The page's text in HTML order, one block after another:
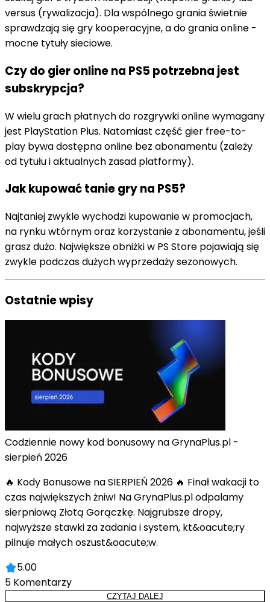
versus (rywalizacja). Dla wspólnego grania świetnie
sprawdzają się gry kooperacyjne, a do grania online -
mocne tytuły sieciowe.
Czy do gier online na PS5 potrzebna jest
subskrypcja?
W wielu grach płatnych do rozgrywki online wymagany
jest PlayStation Plus. Natomiast część gier free-to-
play bywa dostępna online bez abonamentu (zależy
od tytułu i aktualnych zasad platformy).
Jak kupować tanie gry na PS5?
Najtaniej zwykle wychodzi kupowanie w promocjach,
na rynku wtórnym oraz korzystanie z abonamentu, jeśli
grasz dużo. Największe obniżki w PS Store pojawiają się
zwykle podczas dużych wyprzedaży sezonowych.
Ostatnie wpisy
Codziennie nowy kod bonusowy na GrynaPlus.pl -
sierpień 2026
🔥 Kody Bonusowe na SIERPIEŃ 2026 🔥 Finał wakacji to
czas największych żniw! Na GrynaPlus.pl odpalamy
sierpniową Złotą Gorączkę. Najgrubsze dropy,
najwyższe stawki za zadania i system, kt&oacute;ry
pilnuje małych oszust&oacute;w.
5.00
5 Komentarzy
CZYTAJ DALEJ